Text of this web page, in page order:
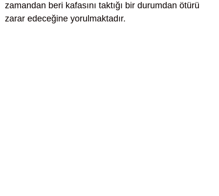
zamandan beri kafasını taktığı bir durumdan ötürü
zarar edeceğine yorulmaktadır.